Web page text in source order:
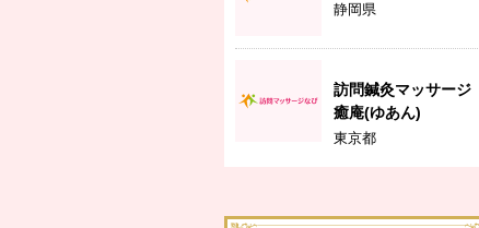
静岡県
訪問鍼灸マッサージ
癒庵(ゆあん)
東京都